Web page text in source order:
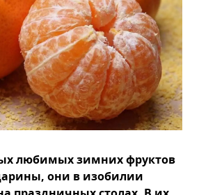
любимых зимних фруктов
они в изобилии